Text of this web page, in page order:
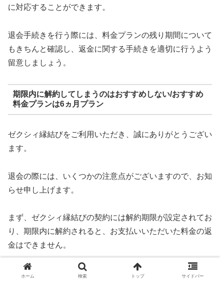
に対応することができます。
退会手続きを行う際には、料金プランの残り期間について
もきちんと確認し、返金に関する手続きを適切に行うよう
留意しましょう。
期限内に解約してしまうのはおすすめしない/おすすめ
料金プランは6ヵ月プラン
ゼクシィ縁結びをご利用いただき、誠にありがとうござい
ます。
退会の際には、いくつかの注意点がございますので、お知
らせ申し上げます。
まず、ゼクシィ縁結びの契約には解約期限が設定されてお
り、期限内に解約されると、お支払いいただいた料金の返
金はできません。
そのため、お客様には十分な検討の上で退会をご検討いた
ホーム 検索 トップ サイドバー